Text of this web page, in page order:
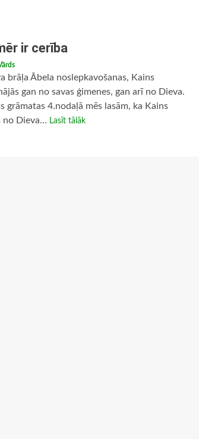
ir cerība
brāļa Ābela noslepkavošanas, Kains
gan no savas ģimenes, gan arī no Dieva.
grāmatas 4.nodaļā mēs lasām, ka Kains
no Dieva... Lasīt tālāk